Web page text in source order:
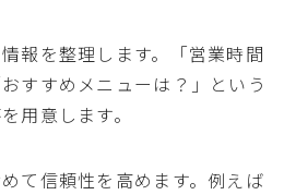
報を整理します。「営業時間
すすめメニューは？」という
用意します。
て信頼性を高めます。例えば